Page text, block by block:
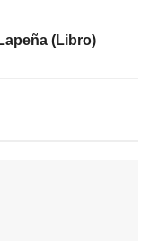
(Libro)